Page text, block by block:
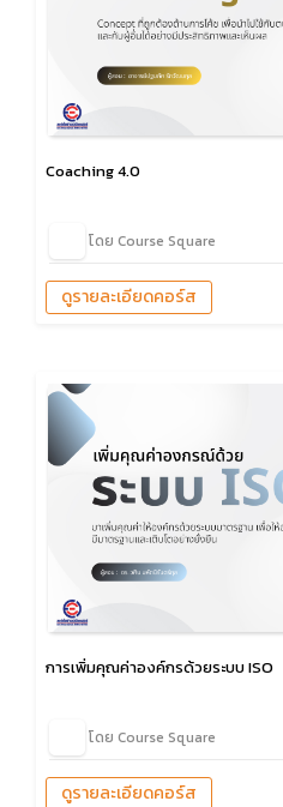
Coaching 4.0
โดย Course Square
ดูรายละเอียดคอร์ส
การเพิ่มคุณค่าองค์กรด้วยระบบ ISO
โดย Course Square
ดูรายละเอียดคอร์ส